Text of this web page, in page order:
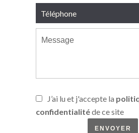
J’ai lu et j'accepte la
confidentialitéde ce site
ENVOYER